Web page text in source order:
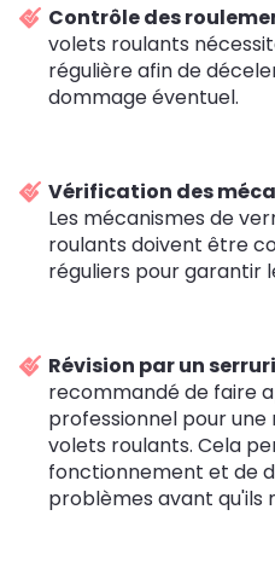
Contrôle des
volets roulants
régulière afin de
dommage éventuel.
Vérification des
Les mécanismes de
roulants doivent être
réguliers pour garantir
Révision par un
recommandé de faire
professionnel pour une
volets roulants. Cela
fonctionnement et de
problèmes avant qu'ils